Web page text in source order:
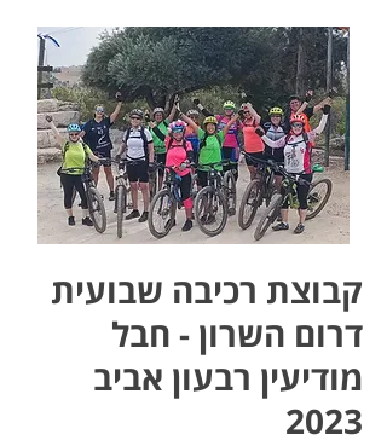
קבוצת רכיבה שבועית
דרום השרון - חבל
מודיעין רבעון אביב
2023